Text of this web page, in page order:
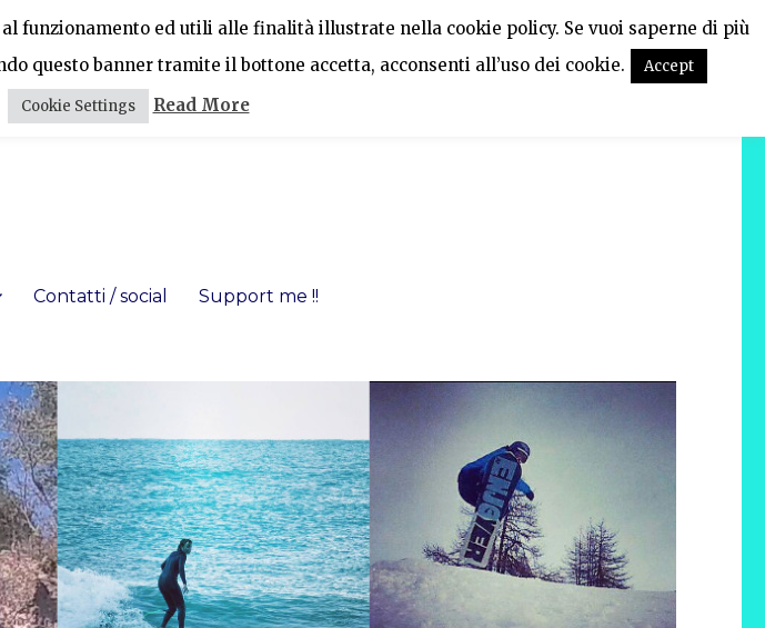
Contatti / social Support me !!
funzionamento ed utili alle finalità illustrate nella cookie policy. Se vuoi saperne di più
questo banner tramite il bottone accetta, acconsenti all’uso dei cookie.
Accept
Cookie Settings Read More